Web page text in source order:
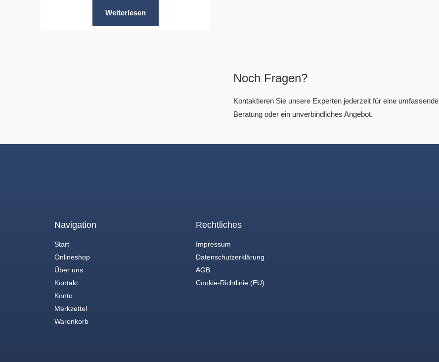
Weiterlesen
Noch Fragen?
Kontaktieren Sie unsere Experten jederzeit für eine umfassende
Beratung oder ein unverbindliches Angebot.
Navigation
Start
Onlineshop
Über uns
Kontakt
Konto
Merkzettel
Warenkorb
Rechtliches
Impressum
Datenschutzerklärung
AGB
Cookie-Richtlinie (EU)